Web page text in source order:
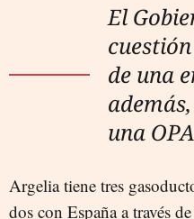
El
de una
una OPA
Argelia tiene tres
dos con España a través